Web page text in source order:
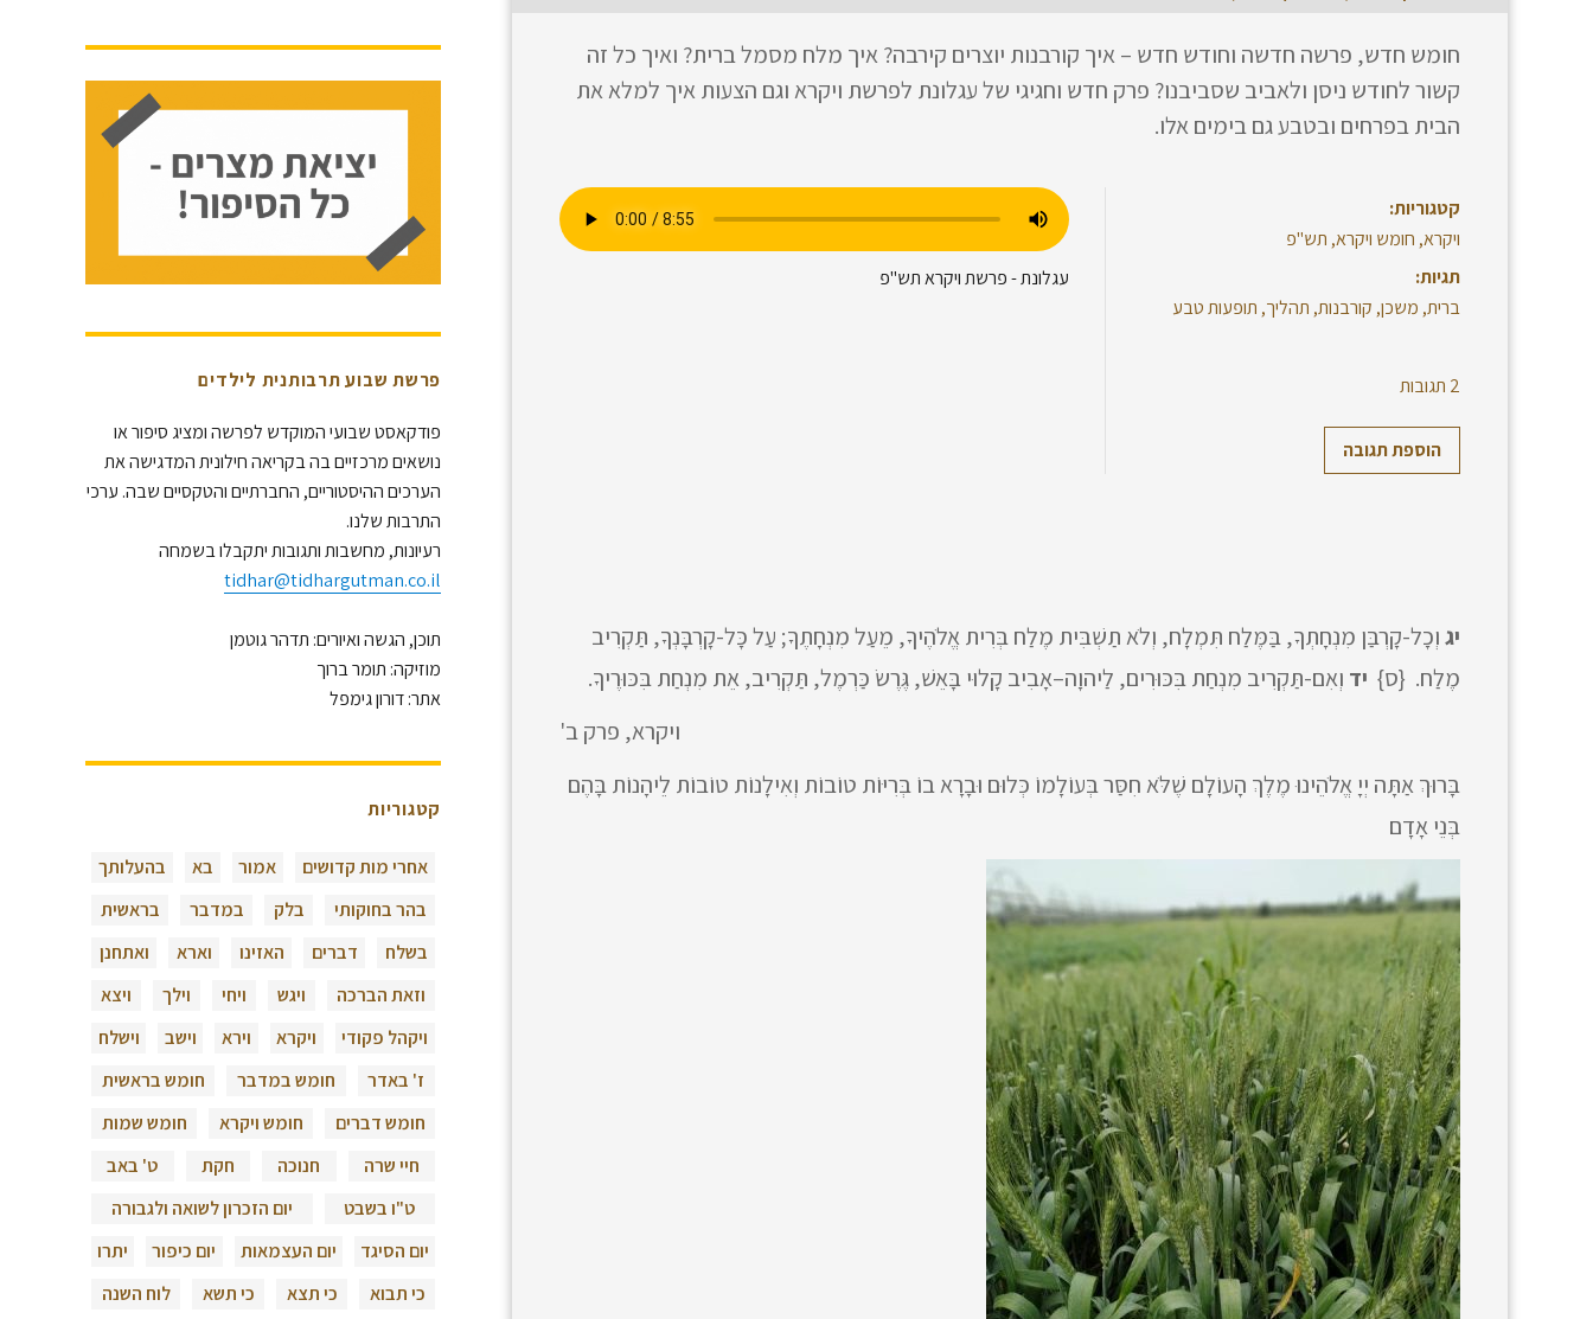
חומש חדש, פרשה חדשה וחודש חדש – איך קורבנות יוצרים קירבה? איך מלח מסמל ברית? ואיך כל זה
קשור לחודש ניסן ולאביב שסביבנו? פרק חדש וחגיגי של עגלונת לפרשת ויקרא וגם הצעות איך למלא את
הבית בפרחים ובטבע גם בימים אלו.
קטגוריות:
ויקרא, חומש ויקרא, תש"פ
תגיות:
ברית, משכן, קורבנות, תהליך, תופעות טבע
2 תגובות
הוספת תגובה
עגלונת - פרשת ויקרא תש"פ
יגוְכָל-קָרְבַּן מִנְחָתְךָ, בַּמֶּלַח תִּמְלָח, וְלֹא תַשְׁבִּית מֶלַח בְּרִית אֱלֹהֶיךָ, מֵעַל מִנְחָתֶךָ; עַל כָּל-קָרְבָּנְךָ, תַּקְרִיב
מֶלַח. {ס} יד וְאִם-תַּקְרִיב מִנְחַת בִּכּוּרִים, לַיהוָה–אָבִיב קָלוּי בָּאֵשׁ, גֶּרֶשׂ כַּרְמֶל, תַּקְרִיב, אֵת מִנְחַת בִּכּוּרֶיךָ.
ויקרא, פרק ב'
בָּרוּךְ אַתָּה יְיָ אֱלֹהֵינוּ מֶלֶךְ הָעוֹלָם שֶׁלֹּא חִסַּר בְּעוֹלָמוֹ כְּלוּם וּבָרָא בוֹ בְּרִיּוֹת טוֹבוֹת וְאִילָנוֹת טוֹבוֹת לֵיהָנוֹת בָּהֶם
בְּנֵי אָדָם
פרשת שבוע תרבותנית לילדים
פודקאסט שבועי המוקדש לפרשה ומציג סיפור או
נושאים מרכזיים בה בקריאה חילונית המדגישה את
הערכים ההיסטוריים, החברתיים והטקסיים שבה. ערכי
התרבות שלנו.
רעיונות, מחשבות ותגובות יתקבלו בשמחה
tidhar@tidhargutman.co.il
תוכן, הגשה ואיורים: תדהר גוטמן
מוזיקה: תומר ברוך
אתר: דורון גימפל
קטגוריות
אחרי מות קדושים אמור בא
בהעלותך
בהר בחוקותי
בלק במדבר
בראשית
בשלח
דברים האזינו וארא
ואתחנן
וזאת הברכה
ויגש ויחי וילך
ויצא
ויקהל פקודי
ויקרא וירא וישב
וישלח
ז' באדר
חומש במדבר
חומש בראשית
חומש דברים
חומש ויקרא
חומש שמות
חיי שרה
חנוכה חקת
ט' באב
ט"ו בשבט
יום הזכרון לשואה ולגבורה
יום הסיגד
יום העצמאות יום כיפור
יתרו
כי תבוא
כי תצא כי תשא
לוח השנה